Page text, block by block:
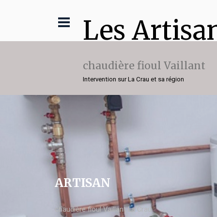
Les
chaudière fioul Vaillant
Intervention sur La Crau et sa région
ARTISAN
chaudière fioul Vaillant La Crau